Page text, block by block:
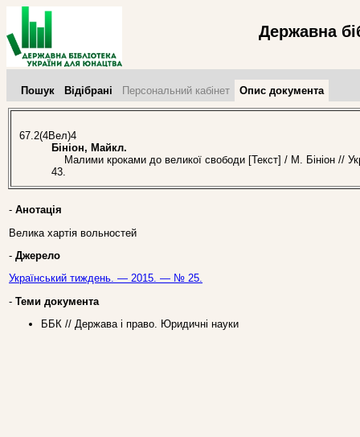
Державна
Пошук Відібрані Персональний кабінет Опис документа
67.2(4Вел)4
Бініон, Майкл.
Малими кроками до великої свободи [Текст] / М. Бініон //
43.
- Анотація
Велика хартія вольностей
- Джерело
Український тиждень. — 2015. — № 25.
- Теми документа
ББК // Держава і право. Юридичні науки